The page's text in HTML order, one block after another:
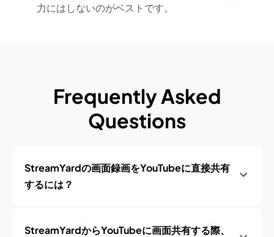
力にはしないのがベストです。
Frequently Asked
Questions
StreamYardの画面録画をYouTubeに直接共有
するには？
StreamYardからYouTubeに画面共有する際、